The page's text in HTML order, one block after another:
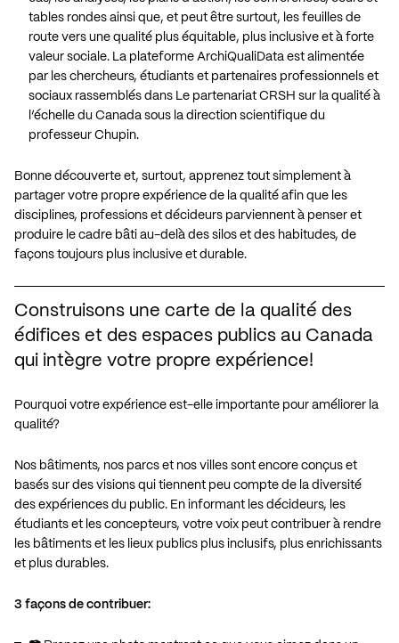
tables rondes ainsi que, et peut être surtout, les feuilles de
route vers une qualité plus équitable, plus inclusive et à forte
valeur sociale. La plateforme ArchiQualiData est alimentée
par les chercheurs, étudiants et partenaires professionnels et
sociaux rassemblés dans Le partenariat CRSH sur la qualité à
l’échelle du Canada sous la direction scientifique du
professeur Chupin.
Bonne découverte et, surtout, apprenez tout simplement à
partager votre propre expérience de la qualité afin que les
disciplines, professions et décideurs parviennent à penser et
produire le cadre bâti au-delà des silos et des habitudes, de
façons toujours plus inclusive et durable.
Construisons une carte de la qualité des
édifices et des espaces publics au Canada
qui intègre votre propre expérience!
Pourquoi votre expérience est-elle importante pour améliorer la
qualité?
Nos bâtiments, nos parcs et nos villes sont encore conçus et
basés sur des visions qui tiennent peu compte de la diversité
des expériences du public. En informant les décideurs, les
étudiants et les concepteurs, votre voix peut contribuer à rendre
les bâtiments et les lieux publics plus inclusifs, plus enrichissants
et plus durables.
3 façons de contribuer: